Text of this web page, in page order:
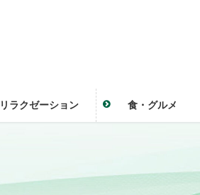
リラクゼーション 食・グルメ